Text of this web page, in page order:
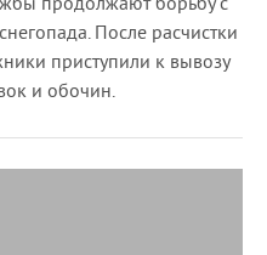
продолжают борьбу с
После расчистки
приступили к вывозу
и обочин.